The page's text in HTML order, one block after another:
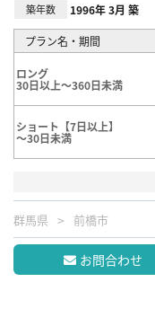
築年数 1996年 3月 築
プラン名・期間
ロング
30日以上～360日未満
ショート【7日以上】
～30日未満
群馬県 前橋市
お問合わせ